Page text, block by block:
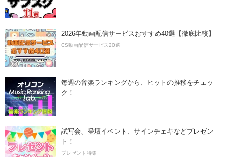
2026年動画配信サービスおすすめ40選【徹底比較】
CS動画配信サービス20選
毎週の音楽ランキングから、ヒットの推移をチェッ
ク！
試写会、登壇イベント、サインチェキなどプレゼン
ト！
プレゼント特集